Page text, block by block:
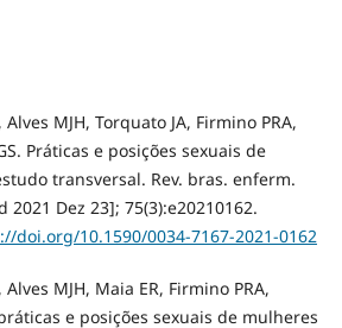
Alves MJH, Torquato JA, Firmino PRA,
Práticas e posições sexuais de
transversal. Rev. bras. enferm.
Dez 23]; 75(3):e20210162.
doi.org/10.1590/0034-7167-2021-0162
Alves MJH, Maia ER, Firmino PRA,
e posições sexuais de mulheres